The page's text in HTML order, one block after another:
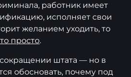
работник имеет
исполняет свои
желанием уходить, то
просто.
штата — но в
обосновать, почему под